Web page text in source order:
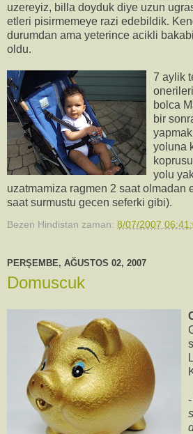
uzereyiz, billa doyduk diye uzun
etleri pisirmemeye razi edebildik.
durumdan ama yeterince acikli
oldu.
7 aylik
bolca
bir
yoluna
yolu
uzatmamiza ragmen 2 saat olmadan
saat surmustu gecen seferki gibi).
Bezen Hindistan zaman: 8/07/2007
PERŞEMBE, AĞUSTOS 02, 2007
Domuscuk